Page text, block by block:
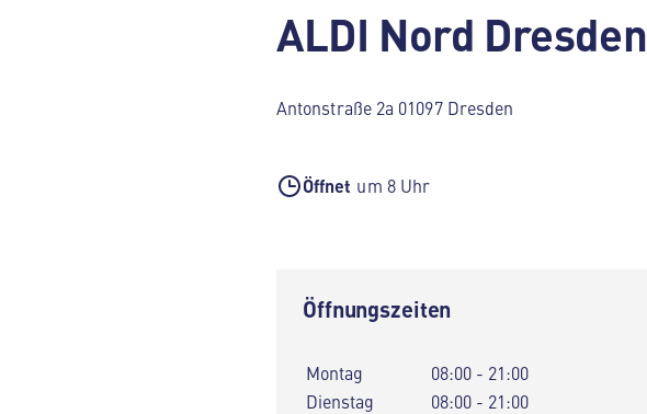
ALDI Nord Dresden
Antonstraße 2a 01097 Dresden
Öffnet um 8 Uhr
Öffnungszeiten
Montag
08:00 - 21:00
Dienstag
08:00 - 21:00